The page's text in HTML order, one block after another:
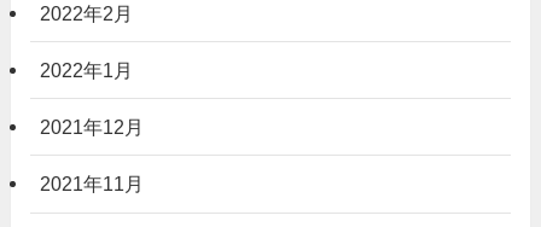
2022年2月
2022年1月
2021年12月
2021年11月